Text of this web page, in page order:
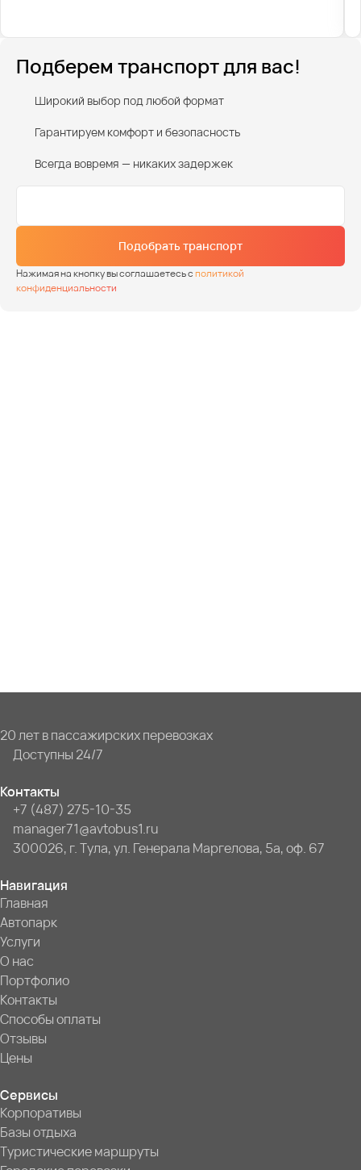
Подберем транспорт для вас!
Широкий выбор под любой формат
Гарантируем комфорт и безопасность
Всегда вовремя — никаких задержек
Подобрать транспорт
Нажимая на кнопку вы соглашаетесь сполитикой
конфиденциальности
20 лет в пассажирских перевозках
Доступны 24/7
Контакты
+7 (487) 275-10-35
manager71@avtobus1.ru
300026, г. Тула, ул. Генерала Маргелова, 5а, оф. 67
Навигация
Главная
Автопарк
Услуги
О нас
Портфолио
Контакты
Способы оплаты
Отзывы
Цены
Сервисы
Корпоративы
Базы отдыха
Туристические маршруты